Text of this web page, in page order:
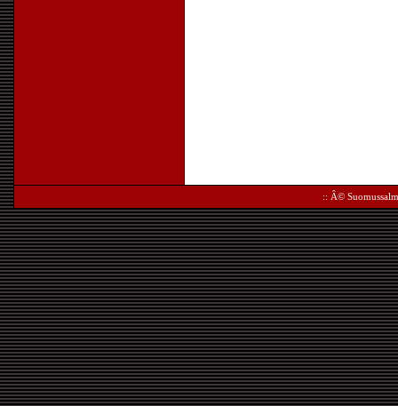
:: Â©